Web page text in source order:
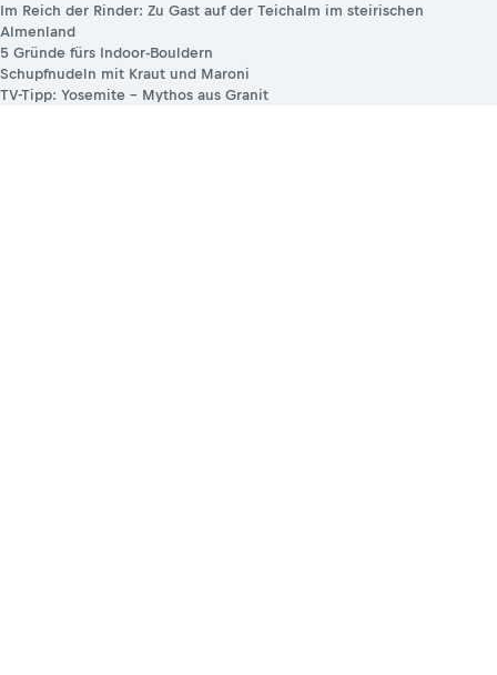
Im Reich der Rinder: Zu Gast auf der Teichalm im steirischen
Almenland
5 Gründe fürs Indoor-Bouldern
Schupfnudeln mit Kraut und Maroni
TV-Tipp: Yosemite – Mythos aus Granit